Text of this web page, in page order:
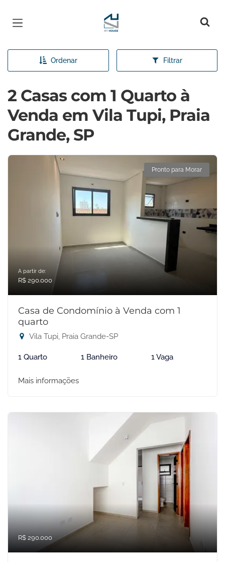
Página inicial
Ordenar Filtrar
2 Casas com 1 Quarto à
Venda em Vila Tupi, Praia
Grande, SP
Pronto para Morar
A partir de:
R$ 290.000
Casa de Condomínio à Venda com 1
quarto
Vila Tupi, Praia Grande-SP
1 Quarto 1 Banheiro 1 Vaga
Mais informações
R$ 290.000